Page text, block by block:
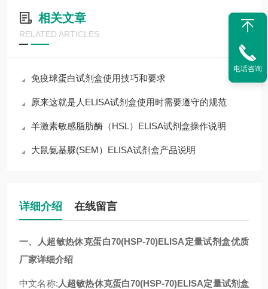
相关文章
RELATED ARTICLES
免疫球蛋白试剂盒使用技巧和要求
原来这就是人ELISA试剂盒使用时需要遵守的规范
羊激素敏感脂肪酶（HSL）ELISA试剂盒操作说明
大鼠氨基脲(SEM）ELISA试剂盒产品说明
详细介绍 在线留言
一、人超敏热休克蛋白70(HSP-70)ELISA定量试剂盒优质
厂家详细介绍
中文名称: 人超敏热休克蛋白70(HSP-70)ELISA定量试剂盒
电话咨询